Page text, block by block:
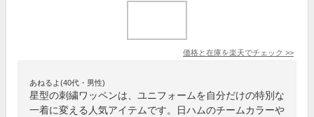
価格と在庫を楽天でチェック >>
あねるよ(40代・男性)
星型の刺繍ワッペンは、ユニフォームを自分だけの特別な
一着に変える人気アイテムです。日ハムのチームカラーや